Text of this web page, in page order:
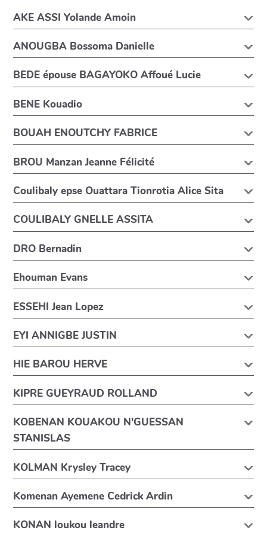
AKE ASSI Yolande Amoin
ANOUGBA Bossoma Danielle
BEDE épouse BAGAYOKO Affoué Lucie
BENE Kouadio
BOUAH ENOUTCHY FABRICE
BROU Manzan Jeanne Félicité
Coulibaly epse Ouattara Tionrotia Alice Sita
COULIBALY GNELLE ASSITA
DRO Bernadin
Ehouman Evans
ESSEHI Jean Lopez
EYI ANNIGBE JUSTIN
HIE BAROU HERVE
KIPRE GUEYRAUD ROLLAND
KOBENAN KOUAKOU N'GUESSAN
STANISLAS
KOLMAN Krysley Tracey
Komenan Ayemene Cedrick Ardin
KONAN loukou leandre